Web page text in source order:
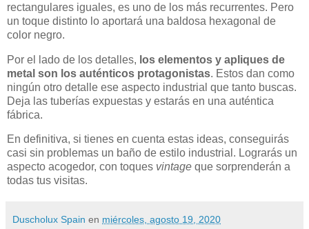
rectangulares iguales, es uno de los más recurrentes. Pero
un toque distinto lo aportará una baldosa hexagonal de
color negro.
Por el lado de los detalles, los elementos y apliques de
metal son los auténticos protagonistas. Estos dan como
ningún otro detalle ese aspecto industrial que tanto buscas.
Deja las tuberías expuestas y estarás en una auténtica
fábrica.
En definitiva, si tienes en cuenta estas ideas, conseguirás
casi sin problemas un baño de estilo industrial. Lograrás un
aspecto acogedor, con toques vintage que sorprenderán a
todas tus visitas.
Duscholux Spain en miércoles, agosto 19, 2020